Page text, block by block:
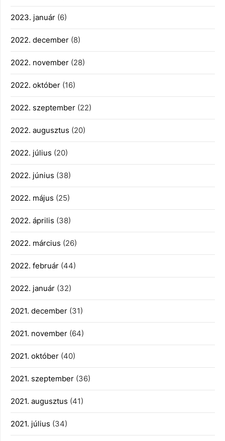
2023. január (6)
2022. december (8)
2022. november (28)
2022. október (16)
2022. szeptember (22)
2022. augusztus (20)
2022. július (20)
2022. június (38)
2022. május (25)
2022. április (38)
2022. március (26)
2022. február (44)
2022. január (32)
2021. december (31)
2021. november (64)
2021. október (40)
2021. szeptember (36)
2021. augusztus (41)
2021. július (34)